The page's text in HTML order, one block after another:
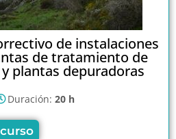
de instalaciones
de tratamiento de
plantas depuradoras
Duración: 20 h